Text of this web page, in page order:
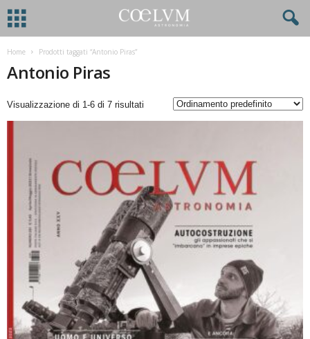
Home Prodotti taggati “Antonio Piras”
Antonio Piras
Visualizzazione di 1-6 di 7 risultati